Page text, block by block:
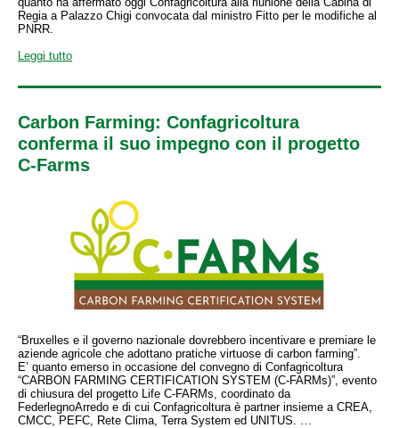
Regia a Palazzo Chigi convocata dal ministro Fitto per le modifiche al
PNRR.
Leggi tutto
Carbon Farming: Confagricoltura
conferma il suo impegno con il progetto
C-Farms
“Bruxelles e il governo nazionale dovrebbero incentivare e premiare le
aziende agricole che adottano pratiche virtuose di carbon farming”.
E’ quanto emerso in occasione del convegno di Confagricoltura
“CARBON FARMING CERTIFICATION SYSTEM (C-FARMs)”, evento
di chiusura del progetto Life C-FARMs, coordinato da
FederlegnoArredo e di cui Confagricoltura è partner insieme a CREA,
CMCC, PEFC, Rete Clima, Terra System ed UNITUS. …